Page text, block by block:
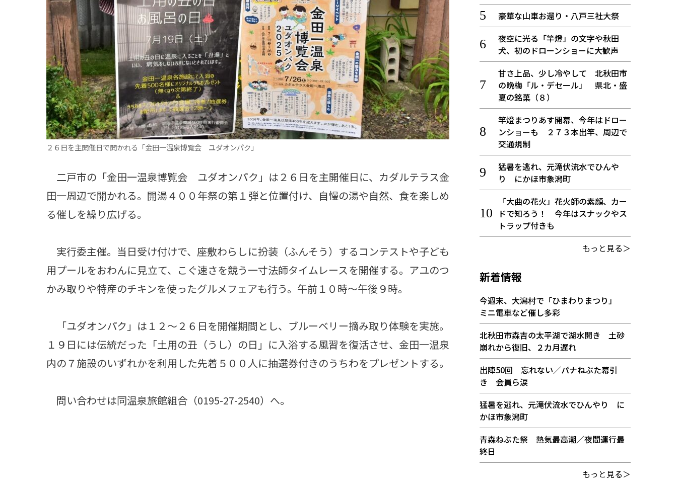
２６日を主開催日で開かれる「金田一温泉博覧会 ユダオンパク」
二戸市の「金田一温泉博覧会 ユダオンパク」は２６日を主開催日に、カダルテラス金
田一周辺で開かれる。開湯４００年祭の第１弾と位置付け、自慢の湯や自然、食を楽しめ
る催しを繰り広げる。
実行委主催。当日受け付けで、座敷わらしに扮装（ふんそう）するコンテストや子ども
用プールをおわんに見立て、こぐ速さを競う一寸法師タイムレースを開催する。アユのつ
かみ取りや特産のチキンを使ったグルメフェアも行う。午前１０時～午後９時。
「ユダオンパク」は１２～２６日を開催期間とし、ブルーベリー摘み取り体験を実施。
１９日には伝統だった「土用の丑（うし）の日」に入浴する風習を復活させ、金田一温泉
内の７施設のいずれかを利用した先着５００人に抽選券付きのうちわをプレゼントする。
問い合わせは同温泉旅館組合（0195-27-2540）へ。
豪華な山車お還り・八戸三社大祭
夜空に光る「竿燈」の文字や秋田
犬、初のドローンショーに大歓声
甘さ上品、少し冷やして 北秋田市
の晩梅「ル・デセール」 県北・盛
夏の銘菓（８）
竿燈まつりあす開幕、今年はドロー
ンショーも ２７３本出竿、周辺で
交通規制
猛暑を逃れ、元滝伏流水でひんや
り にかほ市象潟町
「大曲の花火」花火師の素顔、カー
ドで知ろう！ 今年はスナックやス
トラップ付きも
もっと見る＞
新着情報
今週末、大潟村で「ひまわりまつり」
ミニ電車など催し多彩
北秋田市森吉の太平湖で湖水開き 土砂
崩れから復旧、２カ月遅れ
出陣50回 忘れない／パナねぶた幕引
き 会員ら涙
猛暑を逃れ、元滝伏流水でひんやり に
かほ市象潟町
青森ねぶた祭 熱気最高潮／夜間運行最
終日
もっと見る＞
ご当地グルメ